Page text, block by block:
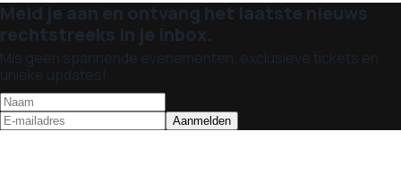
Meld je aan en ontvang het laatste nieuws
rechtstreeks in je inbox.
Mis geen spannende evenementen, exclusieve tickets en
unieke updates!